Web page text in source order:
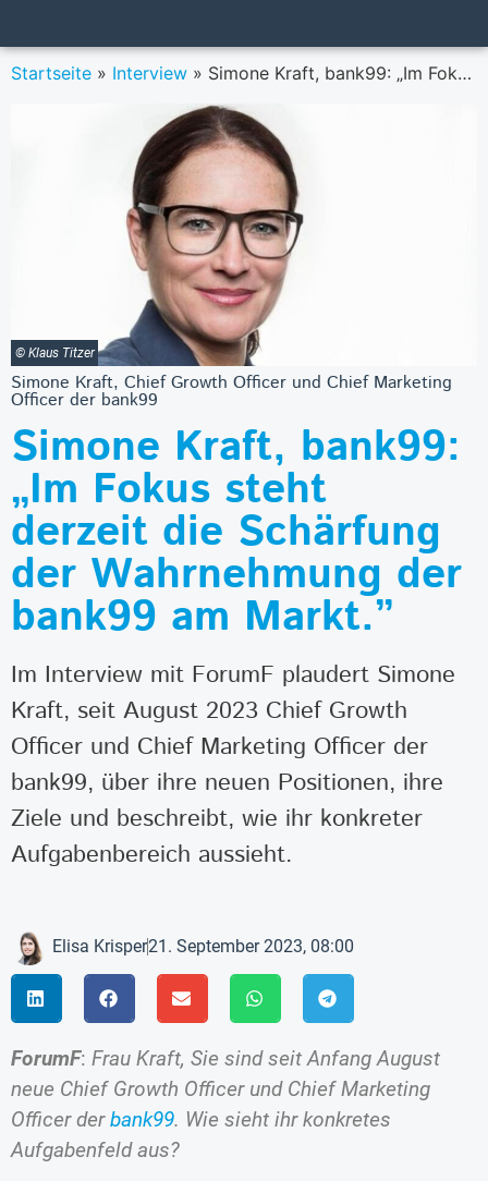
Startseite » Interview » Simone Kraft, bank99: „Im Fokus steht derzeit die Schärfung der Wahrnehmung der bank99 am Markt.”
© Klaus Titzer
Simone Kraft, Chief Growth Officer und Chief Marketing
Officer der bank99
Simone Kraft, bank99:
„Im Fokus steht
derzeit die Schärfung
der Wahrnehmung der
bank99 am Markt.”
Im Interview mit ForumF plaudert Simone
Kraft, seit August 2023 Chief Growth
Officer und Chief Marketing Officer der
bank99, über ihre neuen Positionen, ihre
Ziele und beschreibt, wie ihr konkreter
Aufgabenbereich aussieht.
Elisa Krisper21. September 2023, 08:00
ForumF: Frau Kraft, Sie sind seit Anfang August
neue Chief Growth Officer und Chief Marketing
Officer derbank99. Wie sieht ihr konkretes
Aufgabenfeld aus?